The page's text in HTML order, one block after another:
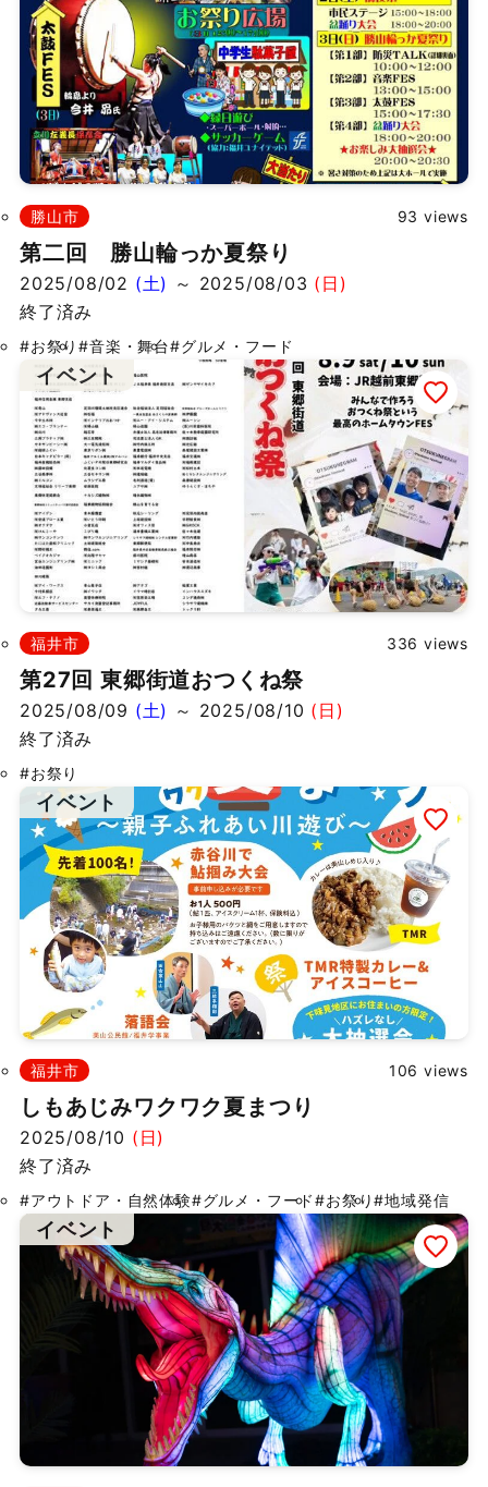
勝山市 93 views
第二回 勝山輪っか夏祭り
2025/08/02 (土) ～ 2025/08/03 (日)
終了済み
#お祭り#音楽・舞台#グルメ・フード
福井市 336 views
第27回 東郷街道おつくね祭
2025/08/09 (土) ～ 2025/08/10 (日)
終了済み
#お祭り
イベント
福井市 106 views
しもあじみワクワク夏まつり
2025/08/10 (日)
終了済み
#アウトドア・自然体験#グルメ・フード#お祭り#地域発信
イベント
イベント